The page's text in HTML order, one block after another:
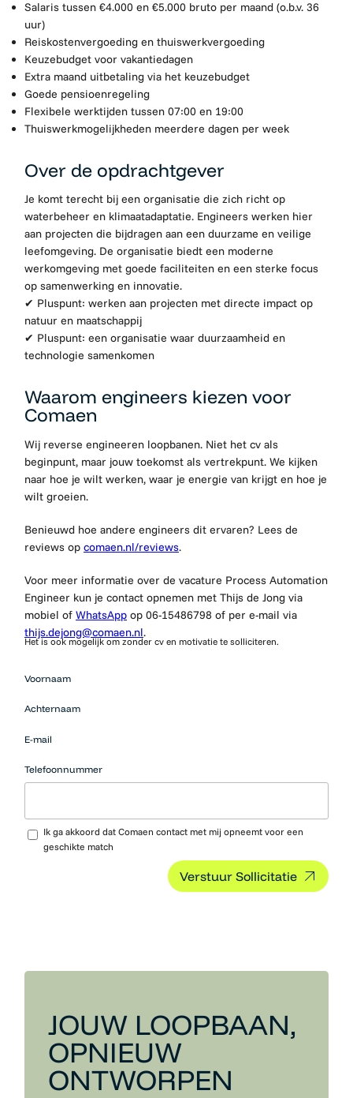
Salaris tussen €4.000 en €5.000 bruto per maand (o.b.v. 36
uur)
Reiskostenvergoeding en thuiswerkvergoeding
Keuzebudget voor vakantiedagen
Extra maand uitbetaling via het keuzebudget
Goede pensioenregeling
Flexibele werktijden tussen 07:00 en 19:00
Thuiswerkmogelijkheden meerdere dagen per week
Over de opdrachtgever
Je komt terecht bij een organisatie die zich richt op
waterbeheer en klimaatadaptatie. Engineers werken hier
aan projecten die bijdragen aan een duurzame en veilige
leefomgeving. De organisatie biedt een moderne
werkomgeving met goede faciliteiten en een sterke focus
op samenwerking en innovatie.
✔ Pluspunt: werken aan projecten met directe impact op
natuur en maatschappij
✔ Pluspunt: een organisatie waar duurzaamheid en
technologie samenkomen
Waarom engineers kiezen voor
Comaen
Wij reverse engineeren loopbanen. Niet het cv als
beginpunt, maar jouw toekomst als vertrekpunt. We kijken
naar hoe je wilt werken, waar je energie van krijgt en hoe je
wilt groeien.
Benieuwd hoe andere engineers dit ervaren? Lees de
reviews op comaen.nl/reviews.
Voor meer informatie over de vacature Process Automation
Engineer kun je contact opnemen met Thijs de Jong via
mobiel of WhatsApp op 06-15486798 of per e-mail via
thijs.dejong@comaen.nl.
Het is ook mogelijk om zonder cv en motivatie te solliciteren.
Voornaam
Achternaam
E-mail
Telefoonnummer
Ik ga akkoord dat Comaen contact met mij opneemt voor een
geschikte match
die op zoek
werk
neerzetten.
JOUW LOOPBAAN,
OPNIEUW
ONTWORPEN